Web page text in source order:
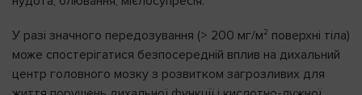
У разі значного передозування (> 200 мг/м2 поверхні тіла)
може спостерігатися безпосередній вплив на дихальний
центр головного мозку з розвитком загрозливих для